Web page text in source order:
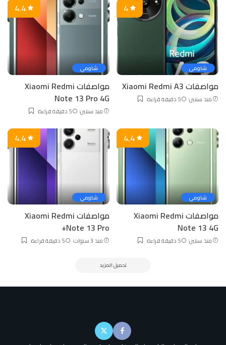
شاومي
4
مواصفات Xiaomi Redmi A3
منذ سنتين 5 دقيقة قراءة
شاومي
4.4
مواصفات Xiaomi Redmi
Note 13 Pro 4G
منذ سنتين 5 دقيقة قراءة
شاومي
4.4
مواصفات Xiaomi Redmi
Note 13 4G
منذ سنتين 5 دقيقة قراءة
شاومي
4.4
مواصفات Xiaomi Redmi
Note 13 Pro+
منذ 3 سنوات 5 دقيقة قراءة
تحميل المزيد